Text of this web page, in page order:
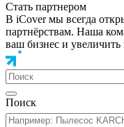
Стать партнером
В iCover мы всегда
партнёрствам. Наша
ваш бизнес и
Поиск